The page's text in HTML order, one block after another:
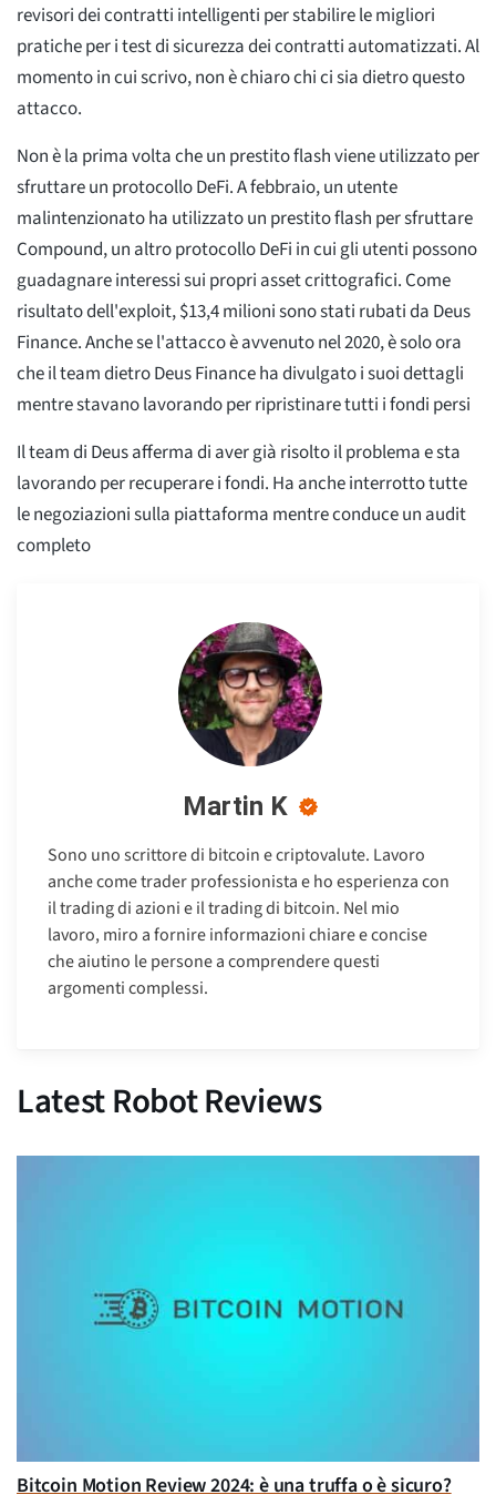
revisori dei contratti intelligenti per stabilire le migliori
pratiche per i test di sicurezza dei contratti automatizzati. Al
momento in cui scrivo, non è chiaro chi ci sia dietro questo
attacco.
Non è la prima volta che un prestito flash viene utilizzato per
sfruttare un protocollo DeFi. A febbraio, un utente
malintenzionato ha utilizzato un prestito flash per sfruttare
Compound, un altro protocollo DeFi in cui gli utenti possono
guadagnare interessi sui propri asset crittografici. Come
risultato dell'exploit, $13,4 milioni sono stati rubati da Deus
Finance. Anche se l'attacco è avvenuto nel 2020, è solo ora
che il team dietro Deus Finance ha divulgato i suoi dettagli
mentre stavano lavorando per ripristinare tutti i fondi persi
Il team di Deus afferma di aver già risolto il problema e sta
lavorando per recuperare i fondi. Ha anche interrotto tutte
le negoziazioni sulla piattaforma mentre conduce un audit
completo
Martin K
Sono uno scrittore di bitcoin e criptovalute. Lavoro
anche come trader professionista e ho esperienza con
il trading di azioni e il trading di bitcoin. Nel mio
lavoro, miro a fornire informazioni chiare e concise
che aiutino le persone a comprendere questi
argomenti complessi.
Latest Robot Reviews
Bitcoin Motion Review 2024: è una truffa o è sicuro?